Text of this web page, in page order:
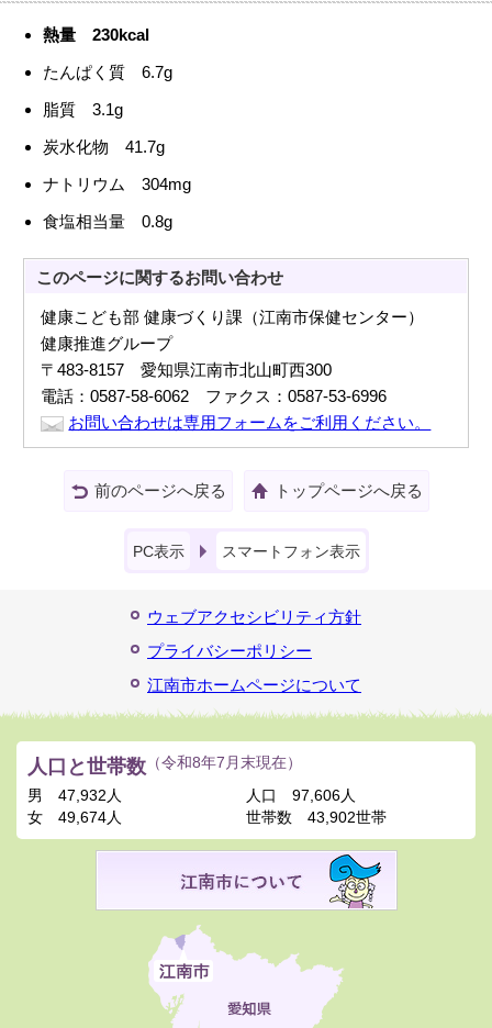
熱量 230kcal
たんぱく質 6.7g
脂質 3.1g
炭水化物 41.7g
ナトリウム 304mg
食塩相当量 0.8g
このページに関するお問い合わせ
健康こども部 健康づくり課（江南市保健センター）
健康推進グループ
〒483-8157 愛知県江南市北山町西300
電話：0587-58-6062 ファクス：0587-53-6996
お問い合わせは専用フォームをご利用ください。
前のページへ戻る トップページへ戻る
PC表示 スマートフォン表示
ウェブアクセシビリティ方針
プライバシーポリシー
江南市ホームページについて
人口と世帯数 （令和8年7月末現在）
男
47,932人
女
49,674人
人口
97,606人
世帯数
43,902世帯